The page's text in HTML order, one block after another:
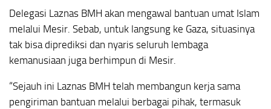
Delegasi Laznas BMH akan mengawal bantuan umat Islam
melalui Mesir. Sebab, untuk langsung ke Gaza, situasinya
tak bisa diprediksi dan nyaris seluruh lembaga
kemanusiaan juga berhimpun di Mesir.
“Sejauh ini Laznas BMH telah membangun kerja sama
pengiriman bantuan melalui berbagai pihak, termasuk